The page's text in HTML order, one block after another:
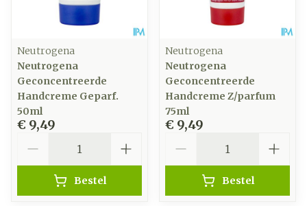
Neutrogena
Neutrogena
Geconcentreerde
Handcreme Geparf.
50ml
€ 9,49
Bestel
Neutrogena
Neutrogena
Geconcentreerde
Handcreme Z/parfum
75ml
€ 9,49
Bestel